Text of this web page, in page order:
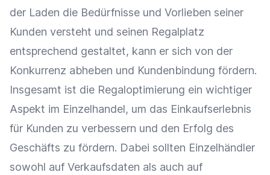
der Laden die Bedürfnisse und Vorlieben seiner
Kunden versteht und seinen Regalplatz
entsprechend gestaltet, kann er sich von der
Konkurrenz abheben und Kundenbindung fördern.
Insgesamt ist die Regaloptimierung ein wichtiger
Aspekt im Einzelhandel, um das Einkaufserlebnis
für Kunden zu verbessern und den Erfolg des
Geschäfts zu fördern. Dabei sollten Einzelhändler
sowohl auf Verkaufsdaten als auch auf